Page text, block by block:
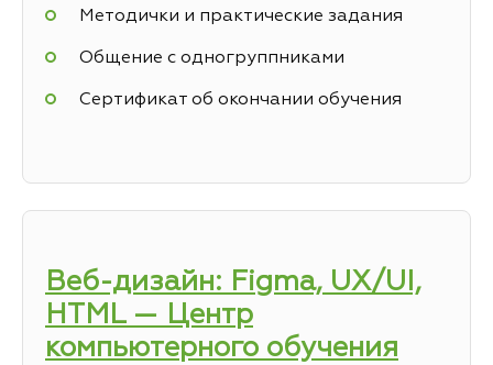
Методички и практические задания
Общение с одногруппниками
Сертификат об окончании обучения
Веб-дизайн: Figma, UX/UI,
HTML — Центр
компьютерного обучения